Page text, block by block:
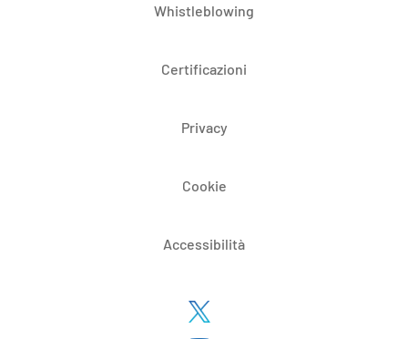
Whistleblowing
Certificazioni
Privacy
Cookie
Accessibilità